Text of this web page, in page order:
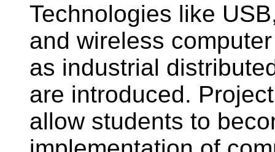
Technologies like
and wireless
as industrial
are introduced.
allow students to